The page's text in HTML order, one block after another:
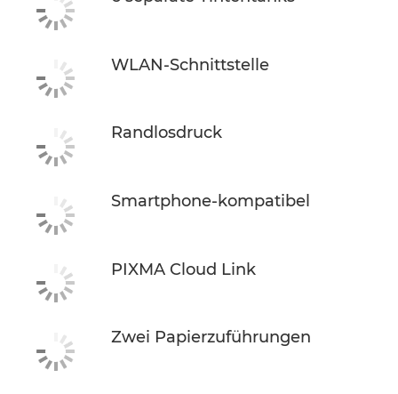
WLAN-Schnittstelle
Randlosdruck
Smartphone-kompatibel
PIXMA Cloud Link
Zwei Papierzuführungen